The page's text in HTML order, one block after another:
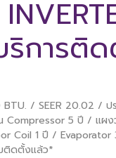
การติ
/ SEER 20.02 / ปร
Compressor 5 ปี / แผ
Coil 1 ปี /
ติดตั้งแล้ว*